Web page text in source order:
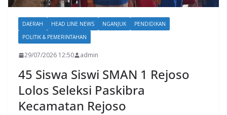
DAERAH HEAD LINE NEWS NGANJUK
PENDIDIKAN
POLITIK & PEMERINTAHAN
29/07/2026 12:50 admin
45 Siswa Siswi SMAN 1 Rejoso
Lolos Seleksi Paskibra
Kecamatan Rejoso